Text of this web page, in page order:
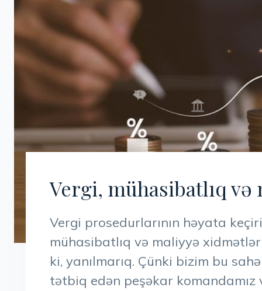
Vergi, mühasibatlıq
Vergi prosedurlarının həyata
mühasibatlıq və maliyyə
ki, yanılmarıq. Çünki bizim bu
tətbiq edən peşəkar